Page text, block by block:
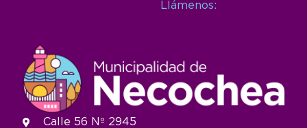
Llámenos:
Calle 56 Nº 2945